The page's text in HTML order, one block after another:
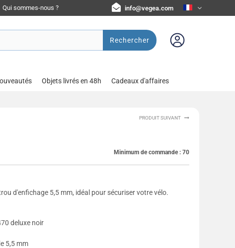
Qui sommes-nous ? info@vegea.com
Rechercher
Objets livrés en 48h Cadeaux d'affaires
PRODUIT SUIVANT
Minimum de commande : 70
d'enfichage 5,5 mm, idéal pour sécuriser votre vélo.
deluxe noir
5,5 mm